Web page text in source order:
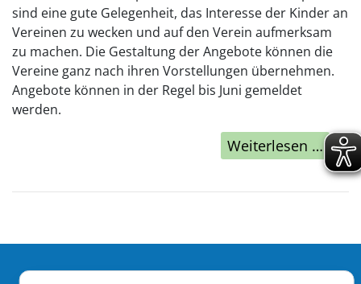
sind eine gute Gelegenheit, das Interesse der Kinder an
Vereinen zu wecken und auf den Verein aufmerksam
zu machen. Die Gestaltung der Angebote können die
Vereine ganz nach ihren Vorstellungen übernehmen.
Angebote können in der Regel bis Juni gemeldet
werden.
Weiterlesen …